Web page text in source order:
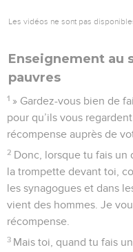
Les vidéos ne sont pas
Enseignement au
pauvres
1 » Gardez-vous bien de
pour qu’ils vous
récompense auprès de
2 Donc, lorsque tu fais un
la trompette devant toi,
les synagogues et dans
vient des hommes. Je
récompense.
3 Mais toi, quand tu fais